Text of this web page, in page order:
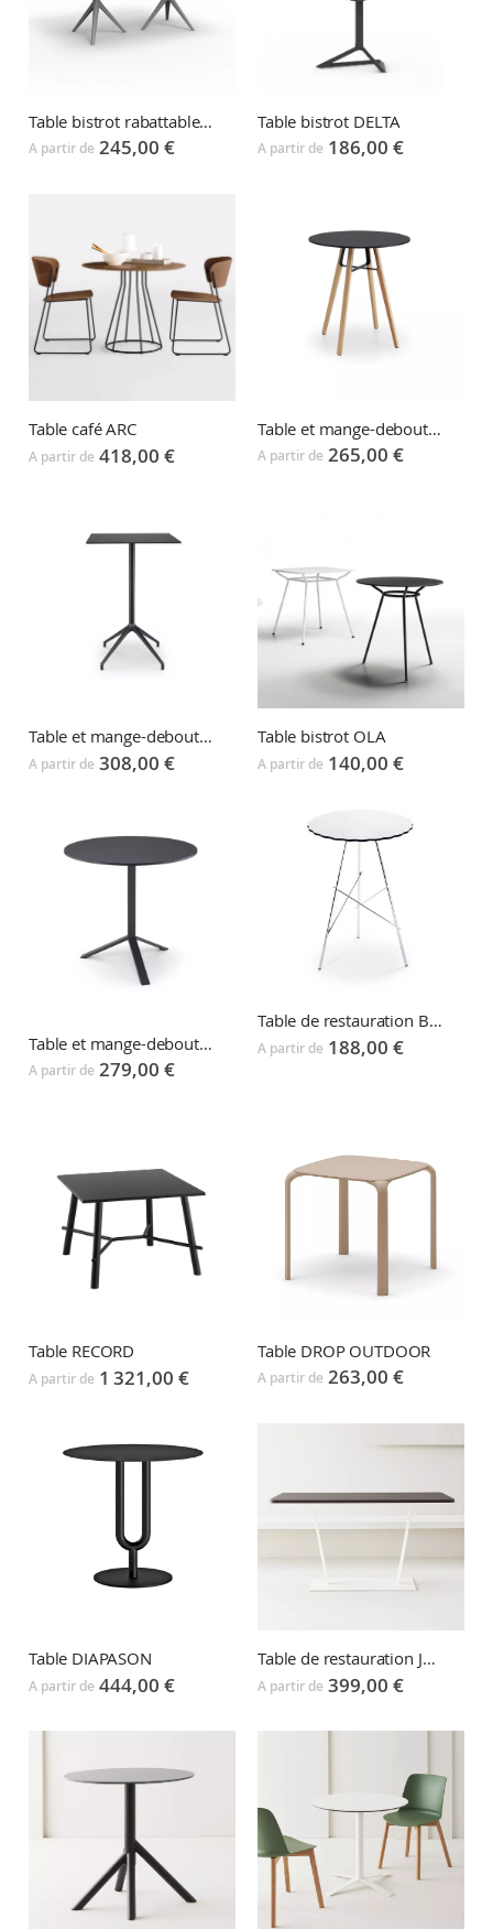
Table bistrot rabattable MARI-SOL
A partir de 245,00 €
Table bistrot DELTA
A partir de 186,00 €
Table café ARC
A partir de 418,00 €
Table et mange-debout LIU
A partir de 265,00 €
Table et mange-debout LUNA
A partir de 308,00 €
Table bistrot OLA
A partir de 140,00 €
Table et mange-debout SQUARE
A partir de 279,00 €
Table de restauration BREAK
A partir de 188,00 €
Table RECORD
A partir de 1 321,00 €
Table DROP OUTDOOR
A partir de 263,00 €
Table DIAPASON
A partir de 444,00 €
Table de restauration JO TAB
A partir de 399,00 €